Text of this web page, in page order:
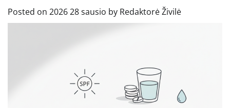
Posted on 2026 28 sausio by Redaktorė Živilė